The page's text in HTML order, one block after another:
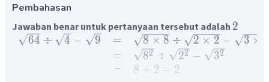
Pembahasan
Jawaban benar untuk pertanyaan tersebut adalah 2
64 ÷ 4 − 9
=
=
=
8 × 8 ÷ 2 × 2 − 3 ×
82 ÷ 22 − 32
8 ÷ 2 − 2